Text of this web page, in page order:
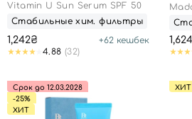
Vitamin U Sun Serum SPF 50
Стабильные хим. фильтры
1,242₴ +62 кешбек
4.88 (32)
Срок до 12.03.2028
-25%
ХИТ
ХИТ